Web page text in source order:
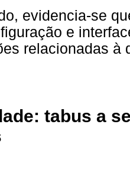
evidencia-se
e
relacionadas à
tabus a